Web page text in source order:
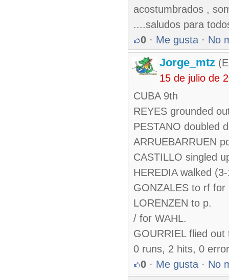
acostumbrados ,
....saludos para
0 · Me gusta · No
Jorge_mtz
15 de julio de
CUBA 9th
REYES grounded
PESTANO doubled
ARRUEBARRUEN
CASTILLO singled
HEREDIA walked
GONZALES to rf for
LORENZEN to p.
/ for WAHL.
GOURRIEL flied
0 runs, 2 hits, 0
0 · Me gusta · No